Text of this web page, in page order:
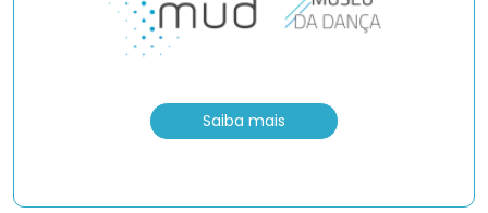
Saiba mais